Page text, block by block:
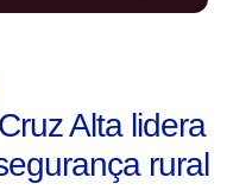
Alta lidera
rural